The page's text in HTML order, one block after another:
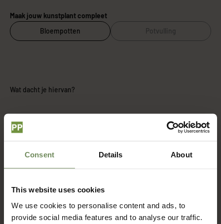
Consent Details About
This website uses cookies
We use cookies to personalise content and ads, to
provide social media features and to analyse our traffic.
Maak jouw kunstplant compleet
Bloempotten
Potvulling
Wat dacht je hiervan?
Verzenden & Retourneren